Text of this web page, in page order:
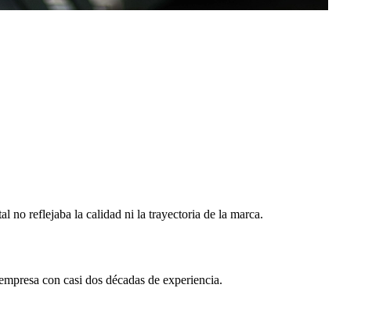
no reflejaba la calidad ni la trayectoria de la marca.
con casi dos décadas de experiencia.